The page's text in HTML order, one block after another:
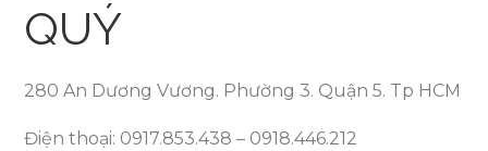
QUÝ
280 An Dương Vương. Phường 3. Quận 5. Tp HCM
Điện thoại: 0917.853.438 – 0918.446.212